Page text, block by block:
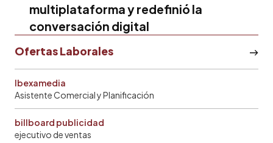
multiplataforma y redefinió la
conversación digital
Ofertas Laborales
Ibexamedia
Asistente Comercial y Planificación
billboard publicidad
ejecutivo de ventas